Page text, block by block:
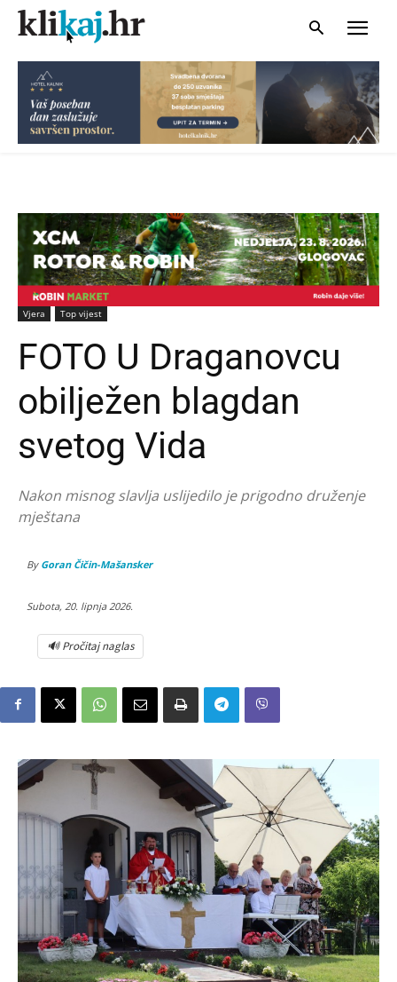
Vjera Top vijest
FOTO U Draganovcu
obilježen blagdan
svetog Vida
Nakon misnog slavlja uslijedilo je prigodno druženje
mještana
By Goran Čičin-Mašansker
Subota, 20. lipnja 2026.
🔊 Pročitaj naglas